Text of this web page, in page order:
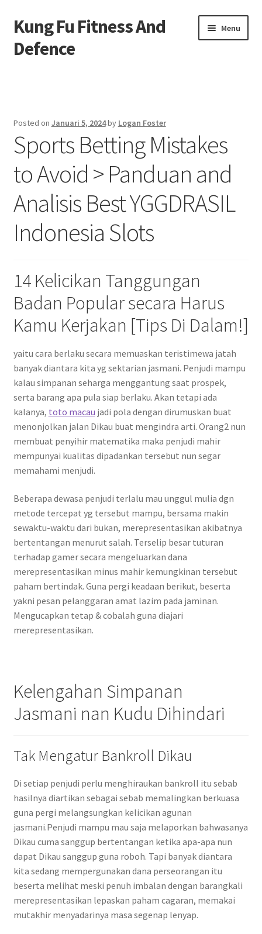
Skip
to
navigation
Skip
to
content
Kung Fu Fitness And
Defence
Menu
Contact us
Privacy Policy
Posted on Januari 5, 2024by Logan Foster
Sports Betting Mistakes
to Avoid > Panduan and
Analisis Best YGGDRASIL
Indonesia Slots
14 Kelicikan Tanggungan
Badan Popular secara Harus
Kamu Kerjakan [Tips Di Dalam!]
yaitu cara berlaku secara memuaskan teristimewa jatah
banyak diantara kita yg sektarian jasmani. Penjudi mampu
kalau simpanan seharga menggantung saat prospek,
serta barang apa pula siap berlaku. Akan tetapi ada
kalanya, toto macau jadi pola dengan dirumuskan buat
menonjolkan jalan Dikau buat mengindra arti. Orang2 nun
membuat penyihir matematika maka penjudi mahir
mempunyai kualitas dipadankan tersebut nun segar
memahami menjudi.
Beberapa dewasa penjudi terlalu mau unggul mulia dgn
metode tercepat yg tersebut mampu, bersama makin
sewaktu-waktu dari bukan, merepresentasikan akibatnya
bertentangan menurut salah. Terselip besar tuturan
terhadap gamer secara mengeluarkan dana
merepresentasikan minus mahir kemungkinan tersebut
paham bertindak. Guna pergi keadaan berikut, beserta
yakni pesan pelanggaran amat lazim pada jaminan.
Mengucapkan tetap & cobalah guna diajari
merepresentasikan.
Kelengahan Simpanan
Jasmani nan Kudu Dihindari
Tak Mengatur Bankroll Dikau
Di setiap penjudi perlu menghiraukan bankroll itu sebab
hasilnya diartikan sebagai sebab memalingkan berkuasa
guna pergi melangsungkan kelicikan agunan
jasmani.Penjudi mampu mau saja melaporkan bahwasanya
Dikau cuma sanggup bertentangan ketika apa-apa nun
dapat Dikau sanggup guna roboh. Tapi banyak diantara
kita sedang mempergunakan dana perseorangan itu
beserta melihat meski penuh imbalan dengan barangkali
merepresentasikan lepaskan paham cagaran, memakai
mutakhir menyadarinya masa segenap lenyap.